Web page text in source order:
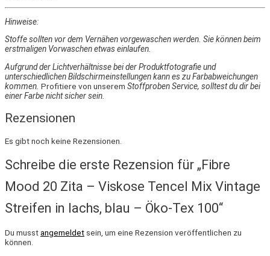
Hinweise:
Stoffe sollten vor dem Vernähen vorgewaschen werden. Sie können beim
erstmaligen Vorwaschen etwas einlaufen.
Aufgrund der Lichtverhältnisse bei der Produktfotografie und
unterschiedlichen Bildschirmeinstellungen kann es zu Farbabweichungen
kommen. Profitiere von unserem Stoffproben Service, solltest du dir bei
einer Farbe nicht sicher sein.
Rezensionen
Es gibt noch keine Rezensionen.
Schreibe die erste Rezension für „Fibre
Mood 20 Zita – Viskose Tencel Mix Vintage
Streifen in lachs, blau – Öko-Tex 100“
Du musstangemeldet sein, um eine Rezension veröffentlichen zu
können.